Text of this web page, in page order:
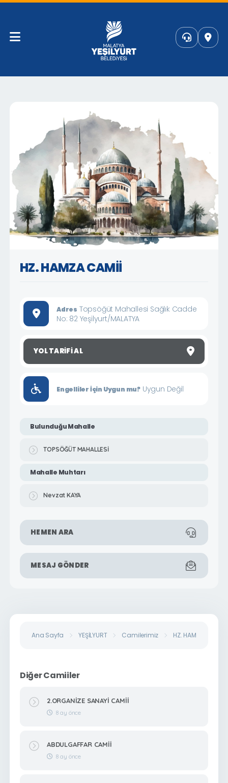
HZ. HAMZA CAMİİ
Adres Topsöğüt Mahallesi Sağlık Cadde
No: 82 Yeşilyurt/MALATYA
YOL TARIFI AL
Engelliler İçin Uygun mu? Uygun Değil
Bulunduğu Mahalle
TOPSÖĞÜT MAHALLESİ
Mahalle Muhtarı
Nevzat KAYA
HEMEN ARA
MESAJ GÖNDER
Ana Sayfa YEŞİLYURT Camilerimiz HZ. HAMZA CAMİİ
Diğer Camiiler
2.ORGANİZE SANAYİ CAMİİ
8 ay önce
ABDULGAFFAR CAMİİ
8 ay önce